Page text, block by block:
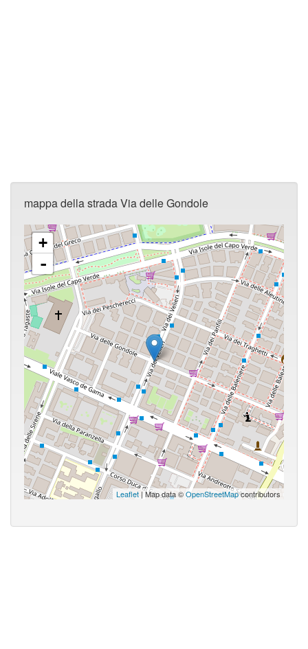
mappa della strada Via delle Gondole
+
-
Leaflet | Map data ©OpenStreetMapcontributors